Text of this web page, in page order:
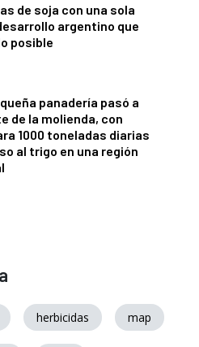
de soja con una sola
argentino que
posible
panadería pasó a
de la molienda, con
1000 toneladas diarias
al trigo en una región
herbicidas map